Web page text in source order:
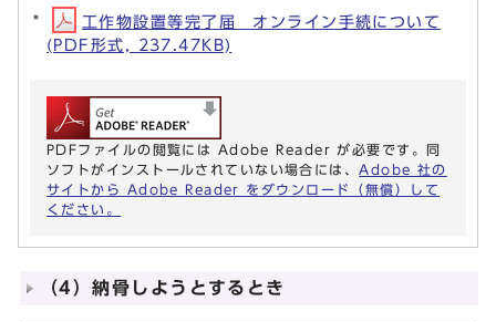
工作物設置等完了届 オンライン手続について
(PDF形式, 237.47KB)
PDFファイルの閲覧には Adobe Reader が必要です。同
ソフトがインストールされていない場合には、 Adobe 社の
サイトから Adobe Reader をダウンロード（無償）して
ください。
（4）納骨しようとするとき